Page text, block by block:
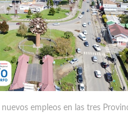
empleos en las tres